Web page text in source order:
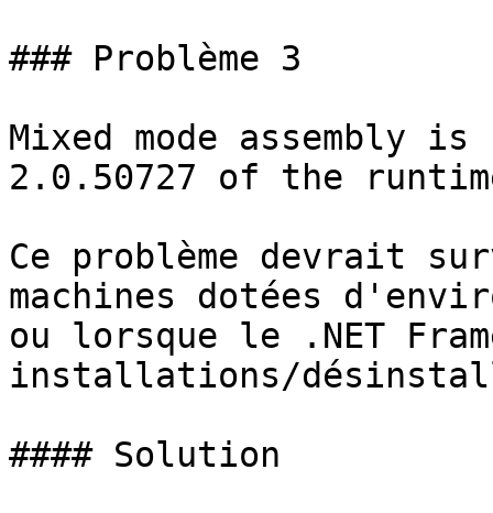
### Problème 3
Mixed mode assembly
2.0.50727 of the
Ce problème devrait
machines dotées
ou lorsque le .NET
installations/
#### Solution